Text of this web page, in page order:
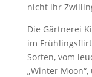
nicht ihr
Die Gärtnerei
im
Sorten, vom
„Winter